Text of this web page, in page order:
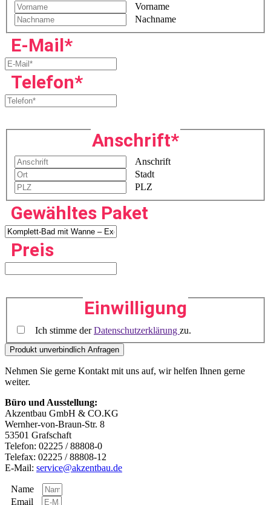
Vorname
Nachname
E-Mail*
Telefon*
Anschrift*
Anschrift
Stadt
PLZ
Gewähltes Paket
Preis
Einwilligung
Ich stimme derDatenschutzerklärung zu.
Nehmen Sie gerne Kontakt mit uns auf, wir helfen Ihnen gerne
weiter.
Büro und Ausstellung:
Akzentbau GmbH & CO.KG
Wernher-von-Braun-Str. 8
53501 Grafschaft
Telefon: 02225 / 88808-0
Telefax: 02225 / 88808-12
E-Mail: service@akzentbau.de
Name
Email